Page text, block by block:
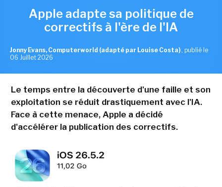
Apple adapte sa politique de
correctifs à l'ère de l'IA
Jonny Evans, Computerworld (adapté par Louise Costa) , publié le
06 Juillet 2026
Le temps entre la découverte d'une faille et son
exploitation se réduit drastiquement avec l'IA.
Face à cette menace, Apple a décidé
d'accélérer la publication des correctifs.